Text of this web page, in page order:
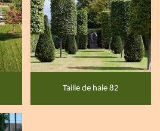
Taille de haie 82